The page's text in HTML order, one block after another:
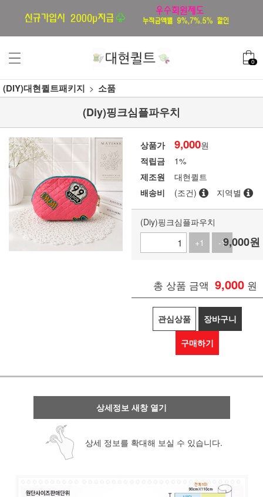
0
(DIY)대현퀼트패키지 소품
(Diy)핑크심플파우치
상품가 9,000원
적립금
1%
제조원
대현퀼트
배송비
(조건) 지역별
(Diy)핑크심플파우치
+1
-19,000원
총 상품 금액 9,000 원
관심상품 장바구니
구매하기
상세정보 새창 열기
상세 정보를 확대해 보실 수 있습니다.